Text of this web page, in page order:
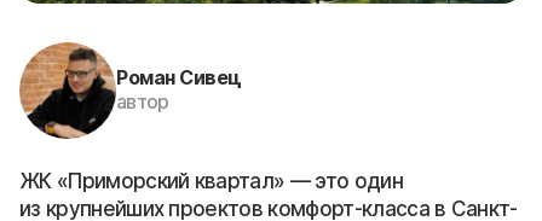
Роман Сивец
автор
ЖК «Приморский квартал» — это один
из крупнейших проектов комфорт-класса в Санкт-